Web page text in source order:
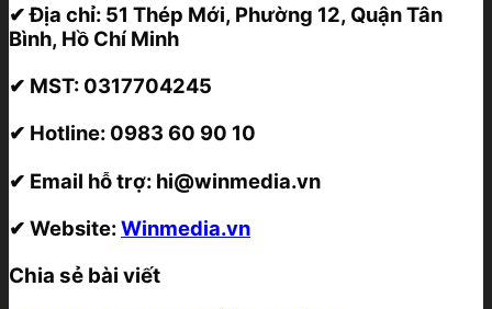
✔ Địa chỉ: 51 Thép Mới, Phường 12, Quận Tân
Bình, Hồ Chí Minh
✔ MST: 0317704245
✔ Hotline: 0983 60 90 10
✔ Email hỗ trợ: hi@winmedia.vn
✔ Website:Winmedia.vn
Chia sẻ bài viết